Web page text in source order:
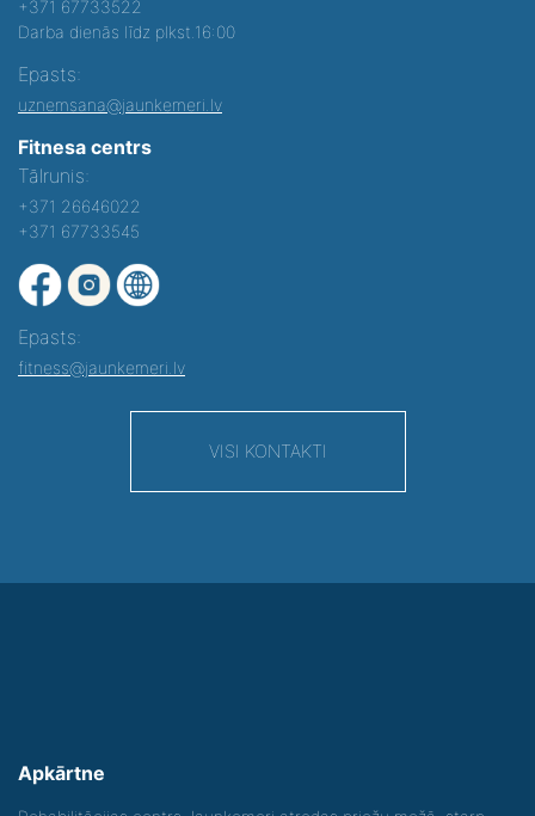
+371 67733522
Darba dienās līdz plkst.16:00
Epasts:
uznemsana@jaunkemeri.lv
Fitnesa centrs
Tālrunis:
+371 26646022
+371 67733545
Epasts:
fitness@jaunkemeri.lv
VISI KONTAKTI
Apkārtne